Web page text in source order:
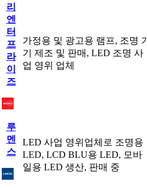
리
엔
터
프
라
이
즈
가정용 및 광고용 램프, 조명 기
기 제조 및 판매, LED 조명 사
업 영위 업체
루
멘
스
LED 사업 영위업체로 조명용
LED, LCD BLU용 LED, 모바
일용 LED 생산, 판매 중